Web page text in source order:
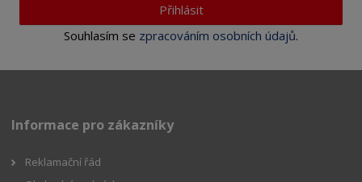
Přihlásit
Souhlasím se zpracováním osobních údajů.
Informace pro zákazníky
Reklamační řád